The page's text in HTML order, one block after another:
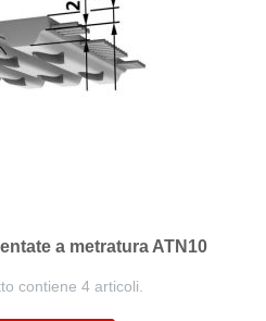
a metratura ATN10
contiene 4 articoli.